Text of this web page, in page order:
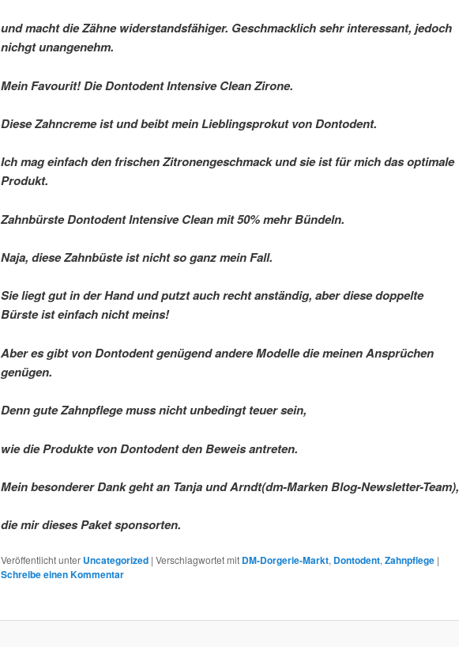
und macht die Zähne widerstandsfähiger. Geschmacklich sehr interessant, jedoch
nichgt unangenehm.
Mein Favourit! Die Dontodent Intensive Clean Zirone.
Diese Zahncreme ist und beibt mein Lieblingsprokut von Dontodent.
Ich mag einfach den frischen Zitronengeschmack und sie ist für mich das optimale
Produkt.
Zahnbürste Dontodent Intensive Clean mit 50% mehr Bündeln.
Naja, diese Zahnbüste ist nicht so ganz mein Fall.
Sie liegt gut in der Hand und putzt auch recht anständig, aber diese doppelte
Bürste ist einfach nicht meins!
Aber es gibt von Dontodent genügend andere Modelle die meinen Ansprüchen
genügen.
Denn gute Zahnpflege muss nicht unbedingt teuer sein,
wie die Produkte von Dontodent den Beweis antreten.
Mein besonderer Dank geht an Tanja und Arndt(dm-Marken Blog-Newsletter-Team),
die mir dieses Paket sponsorten.
Veröffentlicht unter Uncategorized | Verschlagwortet mit DM-Dorgerie-Markt, Dontodent, Zahnpflege |
Schreibe einen Kommentar